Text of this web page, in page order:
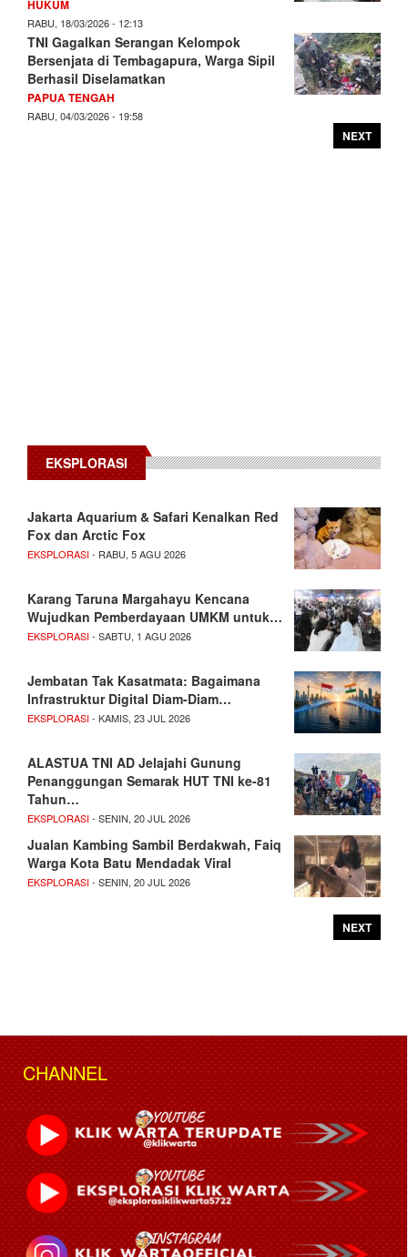
HUKUM
RABU, 18/03/2026 - 12:13
TNI Gagalkan Serangan Kelompok
Bersenjata di Tembagapura, Warga Sipil
Berhasil Diselamatkan
PAPUA TENGAH
RABU, 04/03/2026 - 19:58
NEXT
EKSPLORASI
Jakarta Aquarium & Safari Kenalkan Red
Fox dan Arctic Fox
EKSPLORASI- RABU, 5 AGU 2026
Karang Taruna Margahayu Kencana
Wujudkan Pemberdayaan UMKM untuk…
EKSPLORASI- SABTU, 1 AGU 2026
Jembatan Tak Kasatmata: Bagaimana
Infrastruktur Digital Diam-Diam…
EKSPLORASI- KAMIS, 23 JUL 2026
ALASTUA TNI AD Jelajahi Gunung
Penanggungan Semarak HUT TNI ke-81
Tahun…
EKSPLORASI- SENIN, 20 JUL 2026
Jualan Kambing Sambil Berdakwah, Faiq
Warga Kota Batu Mendadak Viral
EKSPLORASI- SENIN, 20 JUL 2026
NEXT
CHANNEL